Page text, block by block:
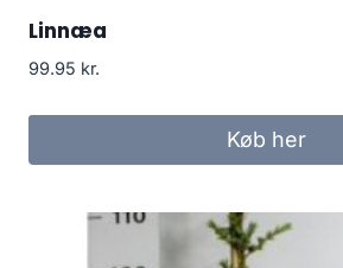
Linnæa
99.95 kr.
Køb her